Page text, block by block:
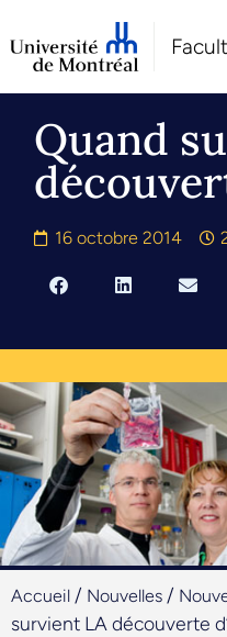
Quand
16 octobre 2014
Accueil / Nouvelles /
survient LA découverte